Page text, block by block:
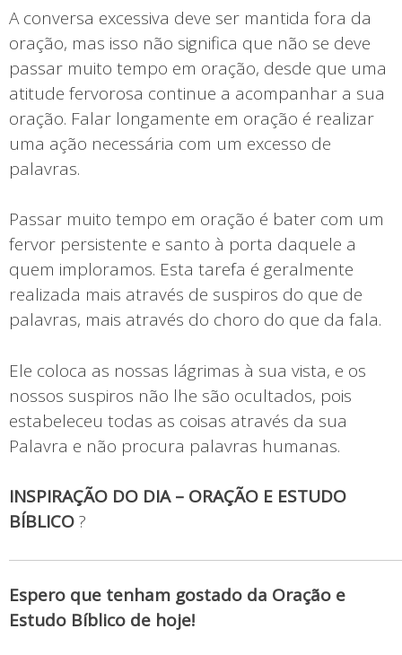
A conversa excessiva deve ser mantida fora da
oração, mas isso não significa que não se deve
passar muito tempo em oração, desde que uma
atitude fervorosa continue a acompanhar a sua
oração. Falar longamente em oração é realizar
uma ação necessária com um excesso de
palavras.
Passar muito tempo em oração é bater com um
fervor persistente e santo à porta daquele a
quem imploramos. Esta tarefa é geralmente
realizada mais através de suspiros do que de
palavras, mais através do choro do que da fala.
Ele coloca as nossas lágrimas à sua vista, e os
nossos suspiros não lhe são ocultados, pois
estabeleceu todas as coisas através da sua
Palavra e não procura palavras humanas.
INSPIRAÇÃO DO DIA – ORAÇÃO E ESTUDO
BÍBLICO?
Espero que tenham gostado da Oração e
Estudo Bíblico de hoje!